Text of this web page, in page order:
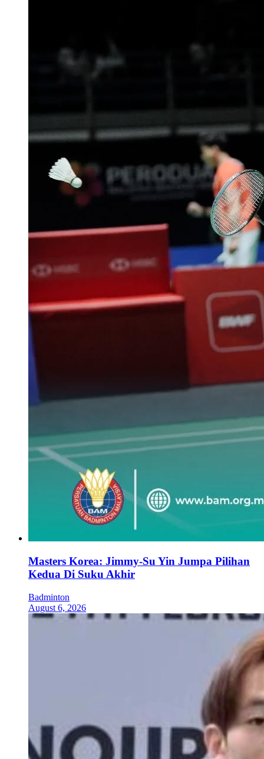
Masters Korea: Jimmy-Su Yin Jumpa Pilihan
Kedua Di Suku Akhir
Badminton
August 6, 2026